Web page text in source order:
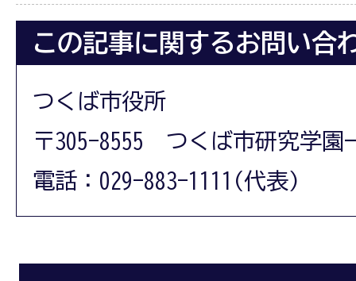
この記事に関するお問い合
つくば市役所
〒305-8555 つくば市研究学園
電話：029-883-1111(代表)